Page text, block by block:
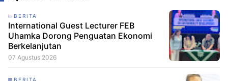
BERITA
International Guest Lecturer FEB
Uhamka Dorong Penguatan Ekonomi
Berkelanjutan
07 Agustus 2026
BERITA